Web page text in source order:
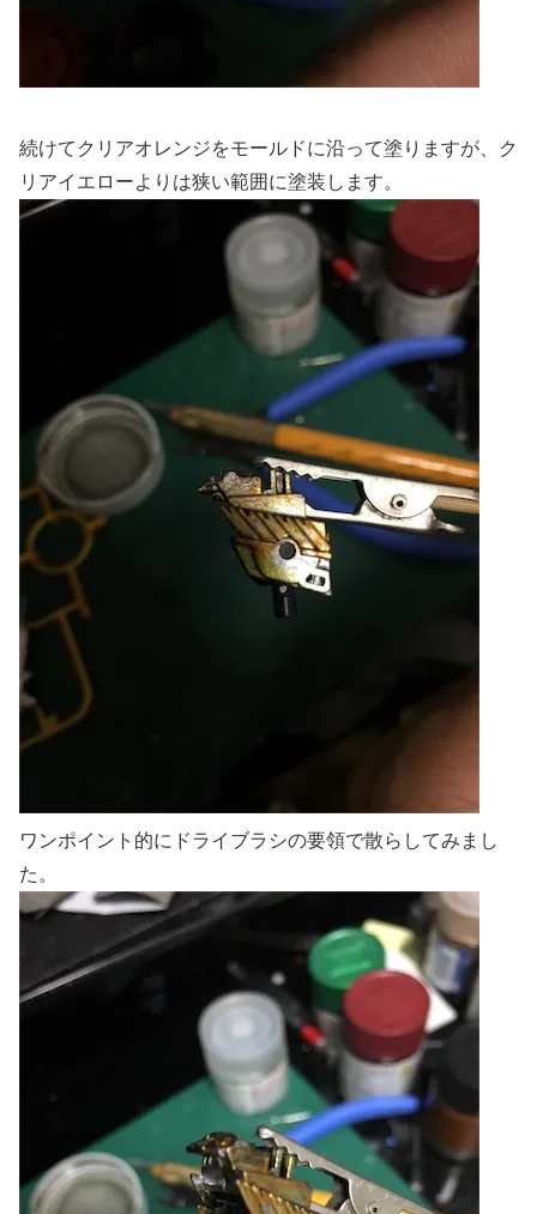
続けてクリアオレンジをモールドに沿って塗りますが、ク
リアイエローよりは狭い範囲に塗装します。
ワンポイント的にドライブラシの要領で散らしてみまし
た。